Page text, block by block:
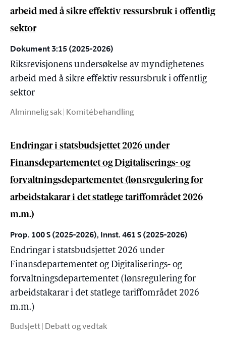
arbeid med å sikre effektiv ressursbruk i offentlig
sektor
Dokument 3:15 (2025-2026)
Riksrevisjonens undersøkelse av myndighetenes
arbeid med å sikre effektiv ressursbruk i offentlig
sektor
Alminnelig sak | Komitébehandling
Endringar i statsbudsjettet 2026 under
Finansdepartementet og Digitaliserings- og
forvaltningsdepartementet (lønsregulering for
arbeidstakarar i det statlege tariffområdet 2026
m.m.)
Prop. 100 S (2025-2026), Innst. 461 S (2025-2026)
Endringar i statsbudsjettet 2026 under
Finansdepartementet og Digitaliserings- og
forvaltningsdepartementet (lønsregulering for
arbeidstakarar i det statlege tariffområdet 2026
m.m.)
Budsjett | Debatt og vedtak